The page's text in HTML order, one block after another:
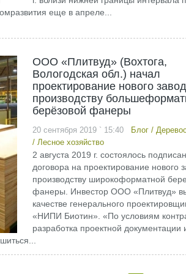
еще в апреле...
ООО «Плитвуд» (Вохтога,
Вологодская обл.) начал
проектирование нового
производству
берёзовой фанеры
20 сентября 2019 ` 15:40 Блог/
/ Лесное хозяйство
2 августа 2019 г. состоялось
договора на проектирование нового
производству широкоформатной
фанеры. Инвестор ООО «Плитвуд»
качестве генерального
«НИПИ Биотин». «По условиям
разработка проектной документации